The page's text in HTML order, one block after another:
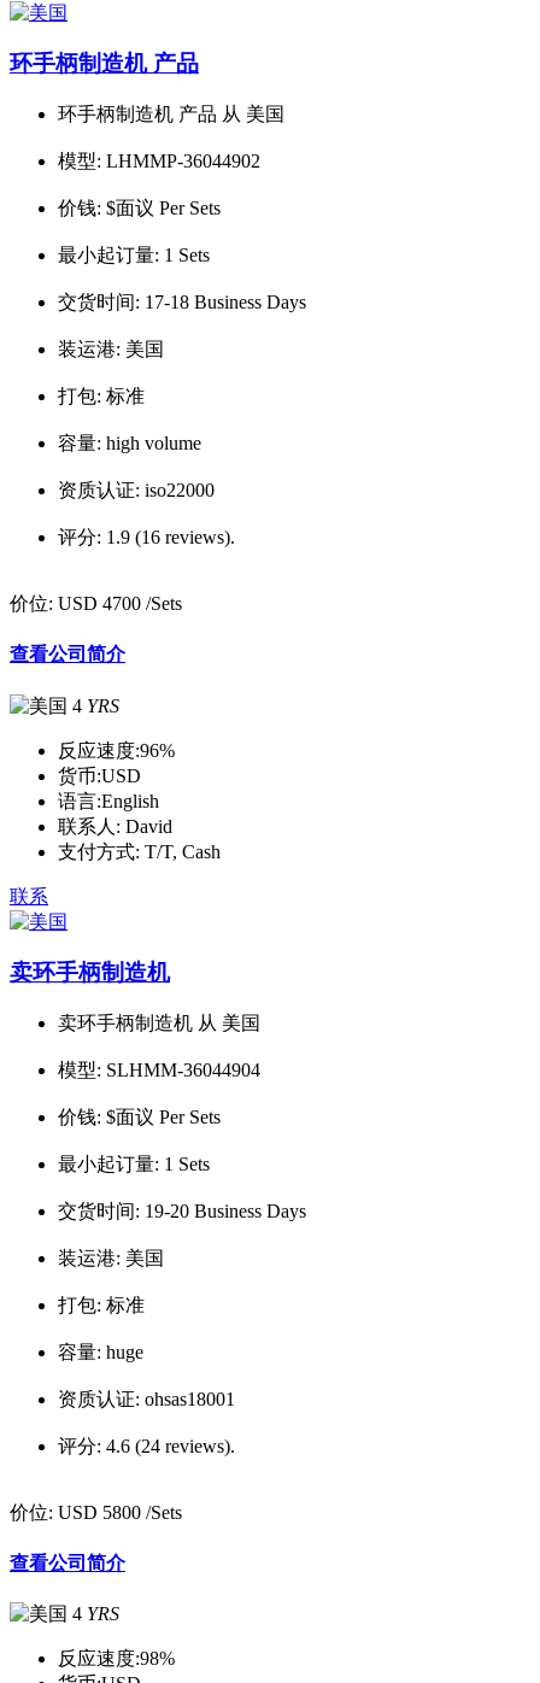
环手柄制造机 产品
环手柄制造机 产品 从 美国
模型: LHMMP-36044902
价钱: $面议 Per Sets
最小起订量: 1 Sets
交货时间: 17-18 Business Days
装运港: 美国
打包: 标准
容量: high volume
资质认证: iso22000
评分: 1.9 (16 reviews).
价位: USD 4700 /Sets
查看公司简介
4 YRS
反应速度:96%
货币:USD
语言:English
联系人: David
支付方式: T/T, Cash
联系
卖环手柄制造机
卖环手柄制造机 从 美国
模型: SLHMM-36044904
价钱: $面议 Per Sets
最小起订量: 1 Sets
交货时间: 19-20 Business Days
装运港: 美国
打包: 标准
容量: huge
资质认证: ohsas18001
评分: 4.6 (24 reviews).
价位: USD 5800 /Sets
查看公司简介
4 YRS
反应速度:98%